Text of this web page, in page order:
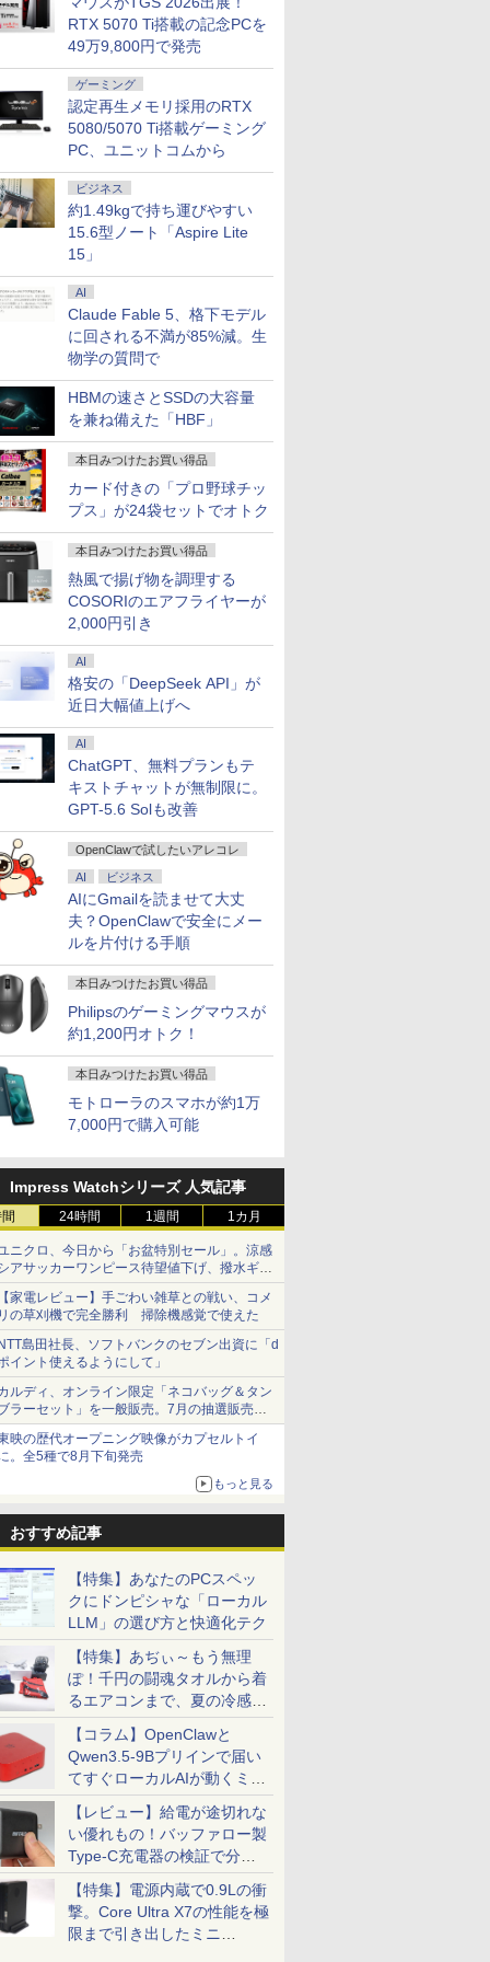
RTX 5070 Ti搭載の記念PCを
49万9,800円で発売
ゲーミング
認定再生メモリ採用のRTX
5080/5070 Ti搭載ゲーミング
PC、ユニットコムから
ビジネス
約1.49kgで持ち運びやすい
15.6型ノート「Aspire Lite
15」
AI
Claude Fable 5、格下モデル
に回される不満が85%減。生
物学の質問で
HBMの速さとSSDの大容量
を兼ね備えた「HBF」
本日みつけたお買い得品
カード付きの「プロ野球チッ
プス」が24袋セットでオトク
本日みつけたお買い得品
熱風で揚げ物を調理する
COSORIのエアフライヤーが
2,000円引き
AI
格安の「DeepSeek API」が
近日大幅値上げへ
AI
ChatGPT、無料プランもテ
キストチャットが無制限に。
GPT-5.6 Solも改善
OpenClawで試したいアレコレ
AI ビジネス
AIにGmailを読ませて大丈
夫？OpenClawで安全にメー
ルを片付ける手順
本日みつけたお買い得品
Philipsのゲーミングマウスが
約1,200円オトク！
本日みつけたお買い得品
モトローラのスマホが約1万
7,000円で購入可能
Impress Watchシリーズ 人気記事
24時間 1週間 1カ月
ニクロ、今日から「お盆特別セール」。涼感
アサッカーワンピース待望値下げ、撥水ギア
ョーツは1990円に
家電レビュー】手ごわい雑草との戦い、コメ
の草刈機で完全勝利 掃除機感覚で使えた
島田社長、ソフトバンクのセブン出資に「d
イント使えるようにして」
ルディ、オンライン限定「ネコバッグ＆タン
ラーセット」を一般販売。7月の抽選販売の
選無効分
映の歴代オープニング映像がカプセルトイ
。全5種で8月下旬発売
もっと見る
おすすめ記事
【特集】あなたのPCスペッ
クにドンピシャな「ローカル
LLM」の選び方と快適化テク
【特集】あぢぃ～もう無理
ぽ！千円の闘魂タオルから着
るエアコンまで、夏の冷感グ
ッズ一挙紹介
【コラム】OpenClawと
Qwen3.5-9Bプリインで届い
てすぐローカルAIが動くミニ
PC「SER9 Pro」
【レビュー】給電が途切れな
い優れもの！バッファロー製
Type-C充電器の検証で分か
ったこと
【特集】電源内蔵で0.9Lの衝
撃。Core Ultra X7の性能を極
限まで引き出したミニ